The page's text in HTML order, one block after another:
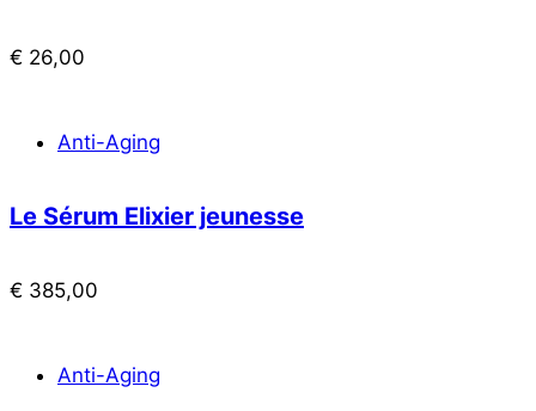
€ 26,00
Anti-Aging
Le Sérum Elixier jeunesse
€ 385,00
Anti-Aging